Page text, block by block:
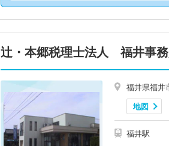
辻・本郷税理士法人 福井事
福井県福井
地図
福井駅